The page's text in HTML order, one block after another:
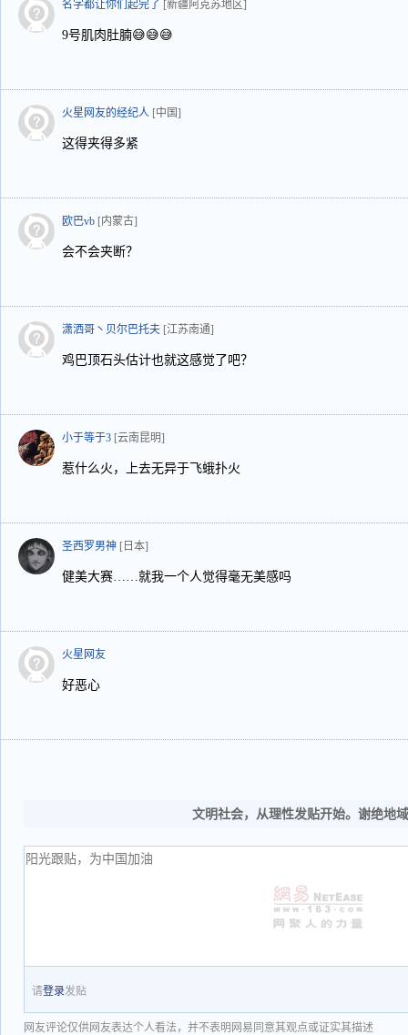
名字都让你们起完了 [新疆阿克苏地区]
9号肌肉肚腩😅😅😅
火星网友的经纪人 [中国]
这得夹得多紧
欧巴vb [内蒙古]
会不会夹断？
潇洒哥丶贝尔巴托夫 [江苏南通]
鸡巴顶石头估计也就这感觉了吧？
小于等于3 [云南昆明]
惹什么火，上去无异于飞蛾扑火
圣西罗男神 [日本]
健美大赛……就我一个人觉得毫无美感吗
火星网友
好恶心
文明社会，从理性发贴开始。谢绝地
请登录发贴
网友评论仅供网友表达个人看法，并不表明网易同意其观点或证实其描述